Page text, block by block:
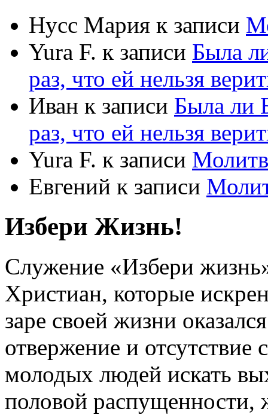
Нусс Мария к записи
Yura F. к записи Была
раз, что ей нельзя
Иван к записи Была ли
раз, что ей нельзя
Yura F. к записи
Евгений к записи
Избери Жизнь!
Служение «Избери
Христиан, которые
заре своей жизни
отвержение и
молодых людей искать
половой распущенности,